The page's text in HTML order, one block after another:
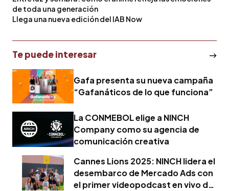
de toda una generación
Llega una nueva edición del IAB Now
Te puede interesar
Gafa presenta su nueva campaña
“Gafanáticos de lo que funciona”
La CONMEBOL elige a NINCH
Company como su agencia de
comunicación creativa
Cannes Lions 2025: NINCH lidera el
desembarco de Mercado Ads con
el primer videopodcast en vivo del